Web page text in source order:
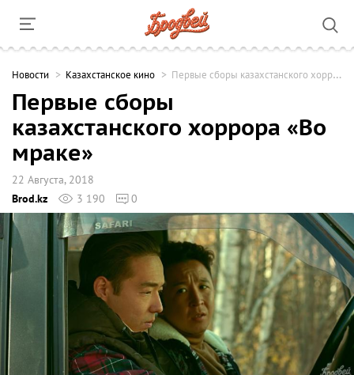
Новости Казахстанское кино Первые сборы казахстанского хоррора «Во мраке»
Первые сборы
казахстанского хоррора «Во
мраке»
22 Августа, 2018
Brod.kz
3 190 0